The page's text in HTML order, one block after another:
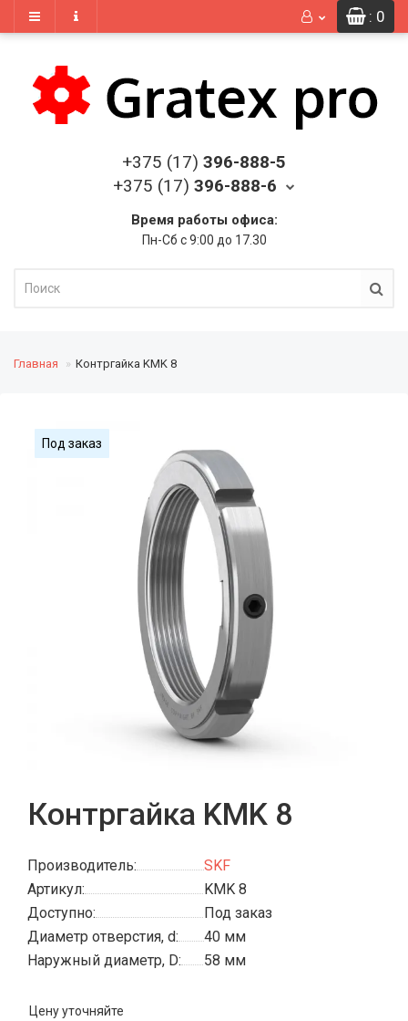
: 0
+375 (17) 396-888-5
+375 (17) 396-888-6
Время работы офиса:
Пн-Сб с 9:00 до 17.30
Главная Контргайка KMK 8
Под заказ
Контргайка KMK 8
Производитель:
SKF
Артикул:
KMK 8
Доступно:
Под заказ
Диаметр отверстия, d:
40 мм
Наружный диаметр, D:
58 мм
Цену уточняйте